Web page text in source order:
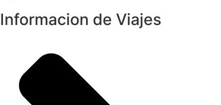
Informacion de Viajes